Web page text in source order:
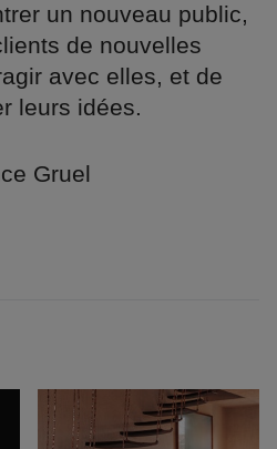
un nouveau public,
de nouvelles
avec elles, et de
leurs idées.
Gruel